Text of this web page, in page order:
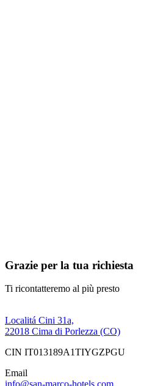
Grazie per la tua richiesta
Ti ricontatteremo al più presto
Localitá Cini 31a,
22018 Cima di Porlezza (CO)
CIN IT013189A1TIYGZPGU
Email